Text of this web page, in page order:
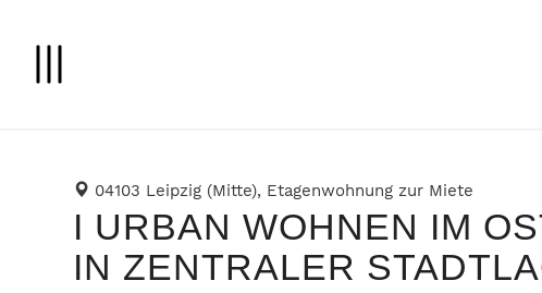
04103 Leipzig (Mitte), Etagenwohnung zur Miete
I URBAN WOHNEN IM
IN ZENTRALER